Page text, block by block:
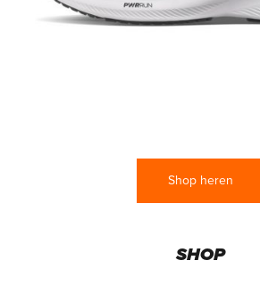
Shop heren
SHOP